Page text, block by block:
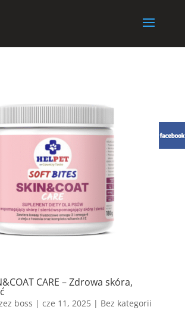
CARE – Zdrowa skóra,
boss | cze 11, 2025| Bez kategorii